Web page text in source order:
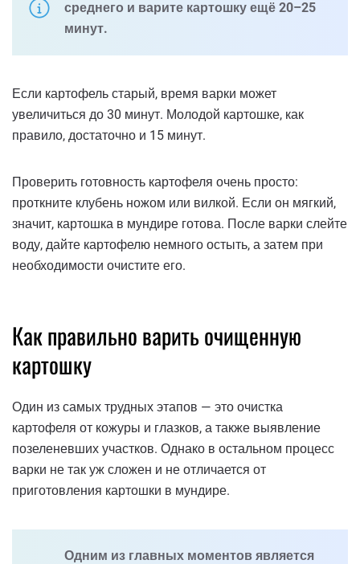
среднего и варите картошку ещё 20–25
минут.
Если картофель старый, время варки может
увеличиться до 30 минут. Молодой картошке, как
правило, достаточно и 15 минут.
Проверить готовность картофеля очень просто:
проткните клубень ножом или вилкой. Если он мягкий,
значит, картошка в мундире готова. После варки слейте
воду, дайте картофелю немного остыть, а затем при
необходимости очистите его.
Как правильно варить очищенную
картошку
Один из самых трудных этапов — это очистка
картофеля от кожуры и глазков, а также выявление
позеленевших участков. Однако в остальном процесс
варки не так уж сложен и не отличается от
приготовления картошки в мундире.
Одним из главных моментов является